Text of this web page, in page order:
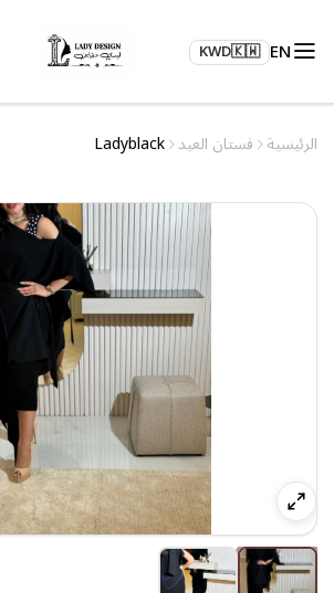
EN
🇰🇼
KWD
الرئيسية فستان العيد Ladyblack